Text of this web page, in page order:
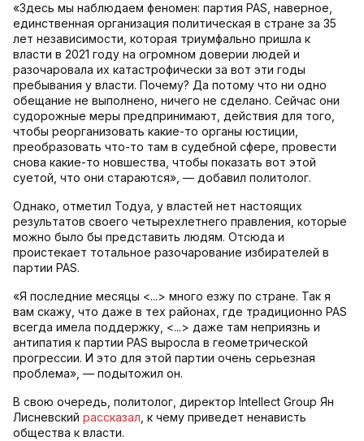
«Здесь мы наблюдаем феномен: партия PAS, наверное,
единственная организация политическая в стране за 35
лет независимости, которая триумфально пришла к
власти в 2021 году на огромном доверии людей и
разочаровала их катастрофически за вот эти годы
пребывания у власти. Почему? Да потому что ни одно
обещание не выполнено, ничего не сделано. Сейчас они
судорожные меры предпринимают, действия для того,
чтобы реорганизовать какие-то органы юстиции,
преобразовать что-то там в судебной сфере, провести
снова какие-то новшества, чтобы показать вот этой
суетой, что они стараются», — добавил политолог.
Однако, отметил Тодуа, у властей нет настоящих
результатов своего четырехлетнего правления, которые
можно было бы представить людям. Отсюда и
проистекает тотальное разочарование избирателей в
партии PAS.
«Я последние месяцы <...> много езжу по стране. Так я
вам скажу, что даже в тех районах, где традиционно PAS
всегда имела поддержку, <...> даже там неприязнь и
антипатия к партии PAS выросла в геометрической
прогрессии. И это для этой партии очень серьезная
проблема», — подытожил он.
В свою очередь, политолог, директор Intellect Group Ян
Лисневский рассказал , к чему приведет ненависть
общества к власти.